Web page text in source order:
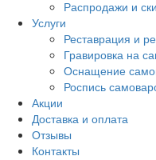
Распродажи и
Услуги
Реставрация и
Гравировка на
Оснащение
Роспись
Акции
Доставка и оплата
Отзывы
Контакты